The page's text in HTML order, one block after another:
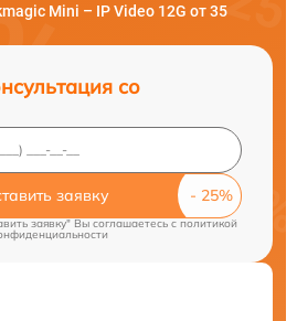
Mini – IP Video 12G от 35
со
заявку
заявку" Вы соглашаетесь cполитикой